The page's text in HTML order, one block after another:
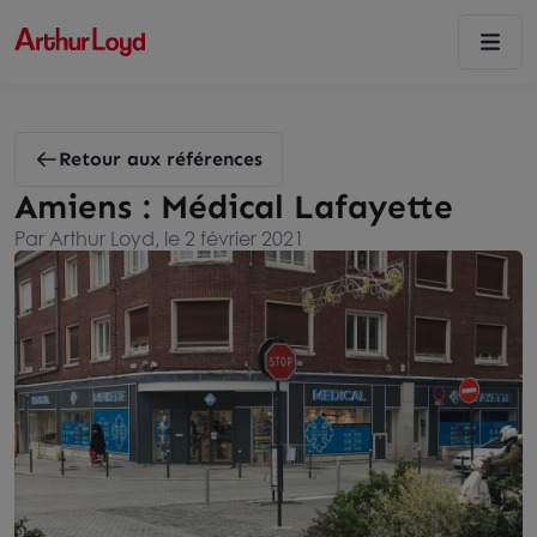
Retour aux références
Amiens : Médical Lafayette
Par Arthur Loyd, le 2 février 2021